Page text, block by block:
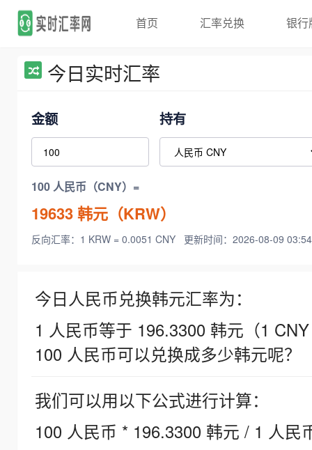
首页 汇率兑换 银行
今日实时汇率
金额 持有
100 人民币（CNY）=
19633韩元（KRW）
反向汇率：1 KRW = 0.0051 CNY 更新时间：2026-08-09
今日人民币兑换韩元汇率为：
1 人民币等于 196.3300 韩元（1
100 人民币可以兑换成多少韩元呢？
我们可以用以下公式进行计算：
100 人民币 * 196.3300 韩元 / 1 人民